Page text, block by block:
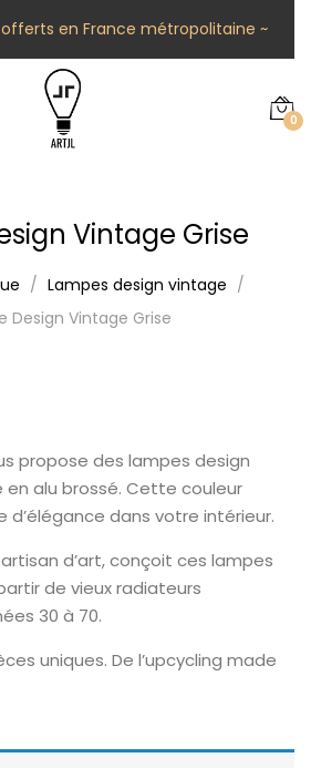
offerts en France métropolitaine ~
0
Vintage Grise
Lampes design vintage
Design Vintage Grise
propose des lampes design
en alu brossé. Cette couleur
dans votre intérieur.
d’art, conçoit ces lampes
de vieux radiateurs
30 à 70.
uniques. De l’upcycling made